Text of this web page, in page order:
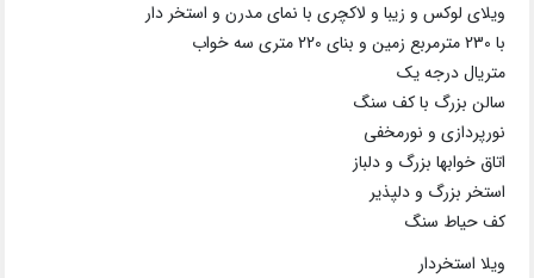
ویلای لوکس و زیبا و لاکچری با نمای مدرن و استخر دار
با 230 مترمربع زمین و بنای 220 متری سه خواب
متریال درجه یک
سالن بزرگ با کف سنگ
نورپردازی و نورمخفی
اتاق خوابها بزرگ و دلباز
استخر بزرگ و دلپذیر
کف حیاط سنگ
ویلا استخردار